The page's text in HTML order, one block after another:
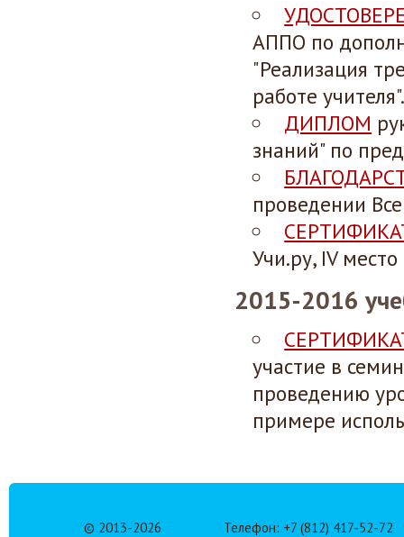
АППО по
"Реализация
работе учителя".
ДИПЛОМ
знаний" по
проведении
Учи.ру, IV
2015-2016
участие в
проведению
примере
© 2013-2026 Телефон: +7 (812) 417-52-72